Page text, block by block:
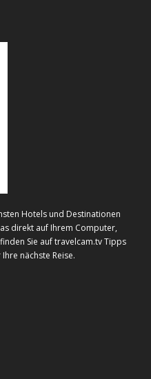
Hotels und Destinationen
direkt auf Ihrem Computer,
Sie auf travelcam.tv Tipps
nächste Reise.